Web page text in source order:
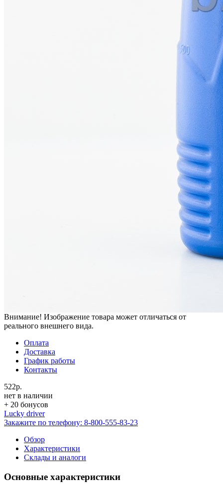
Внимание! Изображение товара может отличаться от
реального внешнего вида.
Оплата
Доставка
График работы
Контакты
522р.
нет в наличии
+ 20 бонусов
Lucky driver
Закажите по телефону: 8-800-555-83-23
Обзор
Характеристики
Склады и аналоги
Основные характеристики